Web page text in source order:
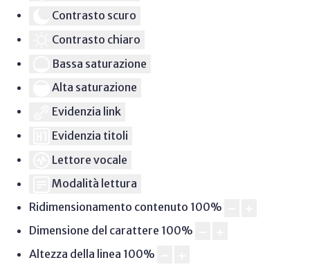
Contrasto scuro
Contrasto chiaro
Bassa saturazione
Alta saturazione
Evidenzia link
Evidenzia titoli
Lettore vocale
Modalità lettura
Ridimensionamento contenuto 100%
Dimensione del carattere 100%
Altezza della linea 100%